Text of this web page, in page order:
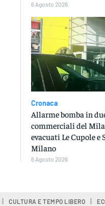
6 Agosto 2026
Cronaca
Allarme bomba in
commerciali del
evacuati Le Cupole e
Milano
6 Agosto 2026
CULTURA E TEMPO LIBERO